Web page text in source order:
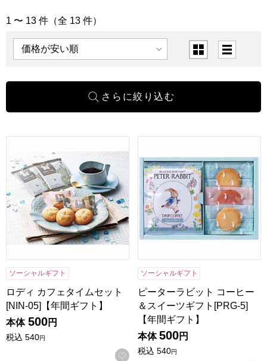
「プチギフト」の商品一覧
1 〜 13 件（全 13 件）
表示順 表示切替
ソーシャルギフト
ロディ カフェタイムセット
[NIN-05]【年間ギフト】
本体 500円
税込 540円
お気に入りに登録する
ソーシャルギフト
ピーターラビット コーヒー
＆スイーツギフト[PRG-5]
【年間ギフト】
本体 500円
税込 540円